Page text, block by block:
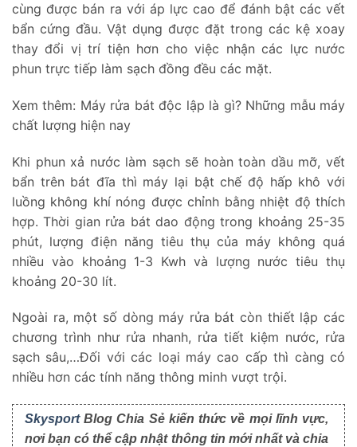
cùng được bán ra với áp lực cao để đánh bật các vết
bẩn cứng đầu. Vật dụng được đặt trong các kệ xoay
thay đổi vị trí tiện hơn cho việc nhận các lực nước
phun trực tiếp làm sạch đồng đều các mặt.
Xem thêm: Máy rửa bát độc lập là gì? Những mẫu máy
chất lượng hiện nay
Khi phun xả nước làm sạch sẽ hoàn toàn dầu mỡ, vết
bẩn trên bát đĩa thì máy lại bật chế độ hấp khô với
luồng không khí nóng được chỉnh bằng nhiệt độ thích
hợp. Thời gian rửa bát dao động trong khoảng 25-35
phút, lượng điện năng tiêu thụ của máy không quá
nhiều vào khoảng 1-3 Kwh và lượng nước tiêu thụ
khoảng 20-30 lít.
Ngoài ra, một số dòng máy rửa bát còn thiết lập các
chương trình như rửa nhanh, rửa tiết kiệm nước, rửa
sạch sâu,…Đối với các loại máy cao cấp thì càng có
nhiều hơn các tính năng thông minh vượt trội.
SkysportBlog Chia Sẻ kiến thức về mọi lĩnh vực,
nơi bạn có thể cập nhật thông tin mới nhất và chia